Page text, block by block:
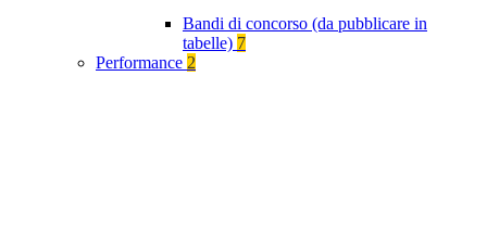
Bandi di concorso (da pubblicare in
tabelle) 7
Performance 2